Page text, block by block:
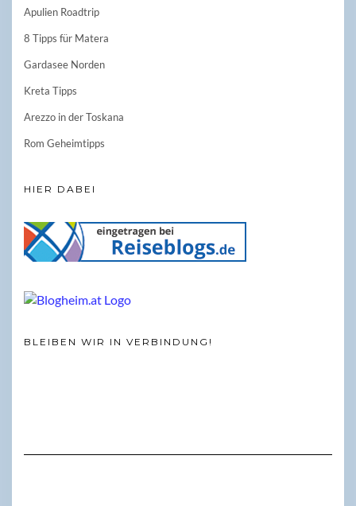
Apulien Roadtrip
8 Tipps für Matera
Gardasee Norden
Kreta Tipps
Arezzo in der Toskana
Rom Geheimtipps
HIER DABEI
BLEIBEN WIR IN VERBINDUNG!